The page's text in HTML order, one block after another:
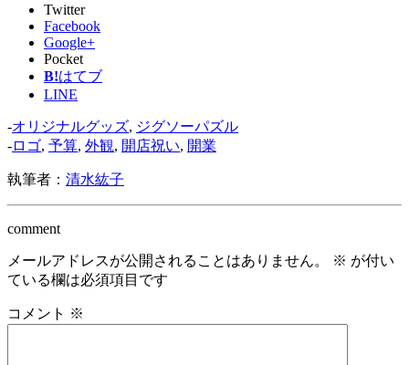
Twitter
Facebook
Google+
Pocket
B!はてブ
LINE
-オリジナルグッズ, ジグソーパズル
-ロゴ, 予算, 外観, 開店祝い, 開業
執筆者： 清水紘子
comment
メールアドレスが公開されることはありません。 ※ が付い
ている欄は必須項目です
コメント ※